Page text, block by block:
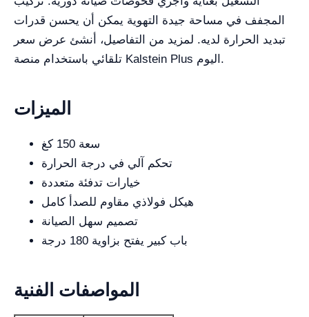
المجفف في مساحة جيدة التهوية يمكن أن يحسن قدرات
تبديد الحرارة لديه. لمزيد من التفاصيل، أنشئ عرض سعر
تلقائي باستخدام منصة Kalstein Plus اليوم.
الميزات
سعة 150 كغ
تحكم آلي في درجة الحرارة
خيارات تدفئة متعددة
هيكل فولاذي مقاوم للصدأ كامل
تصميم سهل الصيانة
باب كبير يفتح بزاوية 180 درجة
المواصفات الفنية